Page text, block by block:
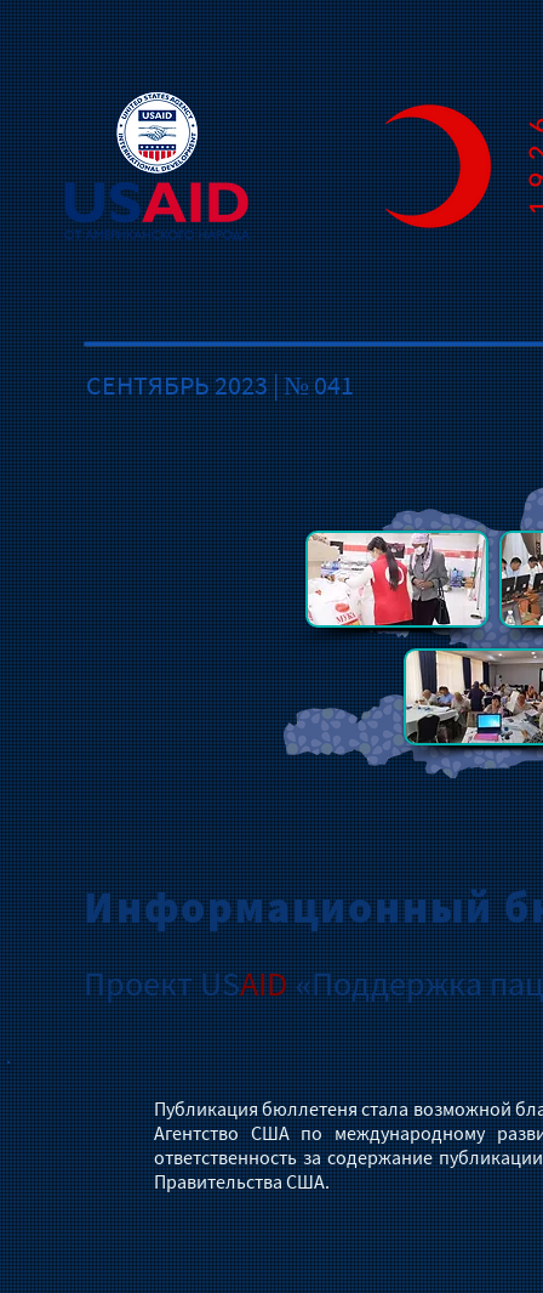
СЕНТЯБРЬ 2023 | № 041
Информационный
Проект USAID«Поддержка
Публикация бюллетеня стала возможной
Агентство США по международному
ответственность за содержание
Правительства США.